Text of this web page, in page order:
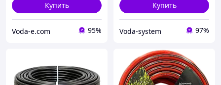
Купить
Voda-e.com 95%
Купить
Voda-system 97%